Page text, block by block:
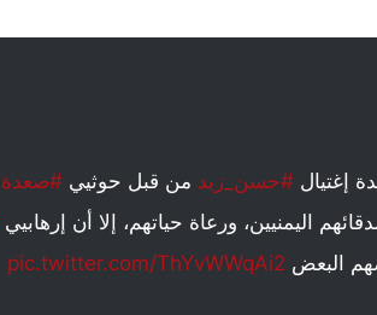
إغتيال #حسن_زيد من قبل حوثيي #صعدة
اليمنيين، ورعاة حياتهم، إلا أن إرهابيي
البعض pic.twitter.com/ThYvWWqAi2